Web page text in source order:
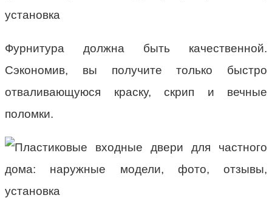
Фурнитура должна быть качественной.
Сэкономив, вы получите только быстро
отваливающуюся краску, скрип и вечные
поломки.